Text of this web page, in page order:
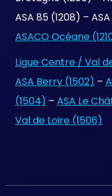
ASA 85 (1208) –
ASACO Océane
Ligue Centre / Val
ASA Berry (1502) –
(1504) – ASA Le
Val de Loire (1506)